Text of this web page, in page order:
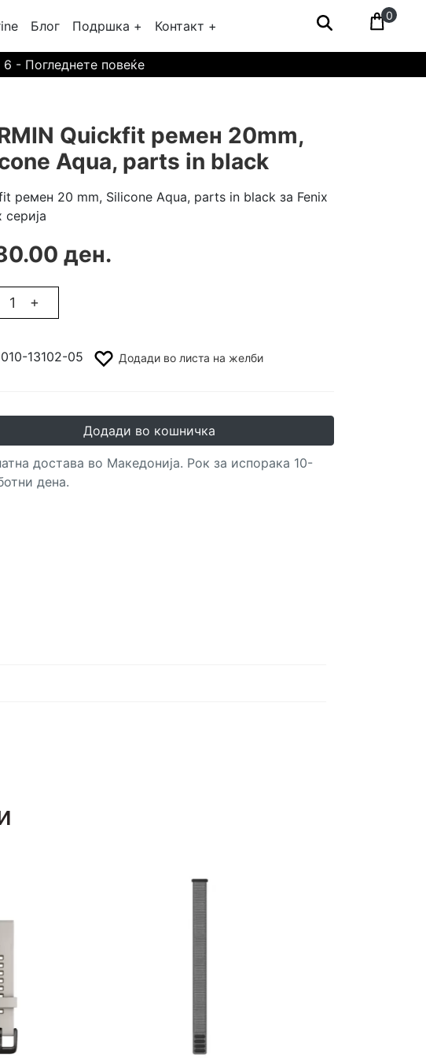
Блог Подршка + Контакт +
0
- Погледнете повеќе
Quickfit ремен 20mm,
Aqua, parts in black
ремен 20 mm, Silicone Aqua, parts in black за Fenix
серија
ден.
+
010-13102-05 Додади во листа на желби
Додади во кошничка
достава во Македонија. Рок за испорака 10-
дена.